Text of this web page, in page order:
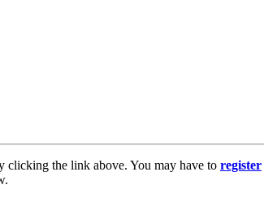
clicking the link above. You may have to register